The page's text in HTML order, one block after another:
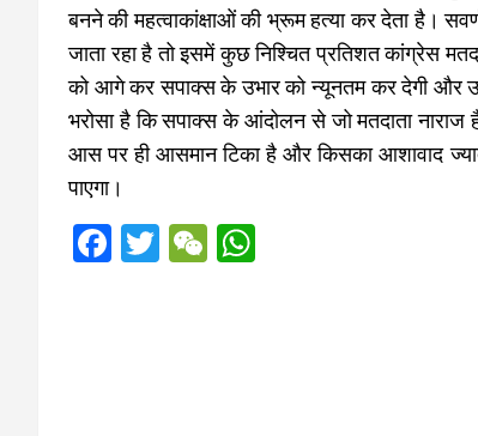
बनने की महत्वाकांक्षाओं की भ्रूम हत्या कर देता है।
जाता रहा है तो इसमें कुछ निश्चित प्रतिशत कांग्रेस
को आगे कर सपाक्स के उभार को न्यूनतम कर देगी और
भरोसा है कि सपाक्स के आंदोलन से जो मतदाता नाराज
आस पर ही आसमान टिका है और किसका आशावाद
पाएगा।
F
T
W